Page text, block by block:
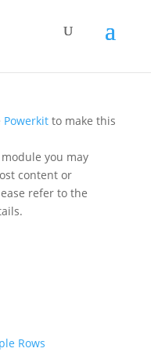
Powerkitto make this
module you may
content or
refer to the
Rows